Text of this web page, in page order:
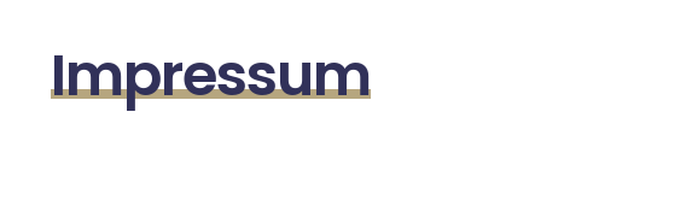
Impressum